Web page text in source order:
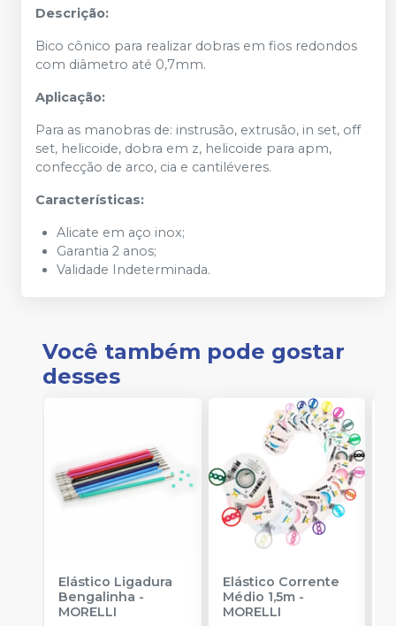
Descrição:
Bico cônico para realizar dobras em fios redondos
com diâmetro até 0,7mm.
Aplicação:
Para as manobras de: instrusão, extrusão, in set, off
set, helicoide, dobra em z, helicoide para apm,
confecção de arco, cia e cantiléveres.
Características:
Alicate em aço inox;
Garantia 2 anos;
Validade Indeterminada.
Você também pode gostar
desses
Elástico Ligadura
Bengalinha -
MORELLI
Elástico Corrente
Médio 1,5m-
MORELLI